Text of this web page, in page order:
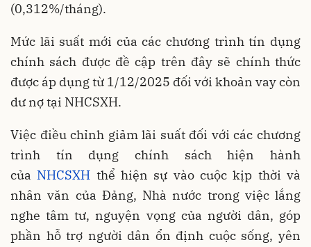
(0,312%/tháng).
Mức lãi suất mới của các chương trình tín dụng
chính sách được đề cập trên đây sẽ chính thức
được áp dụng từ 1/12/2025 đối với khoản vay còn
dư nợ tại NHCSXH.
Việc điều chỉnh giảm lãi suất đối với các chương
trình tín dụng chính sách hiện hành
của NHCSXH thể hiện sự vào cuộc kịp thời và
nhân văn của Đảng, Nhà nước trong việc lắng
nghe tâm tư, nguyện vọng của người dân, góp
phần hỗ trợ người dân ổn định cuộc sống, yên